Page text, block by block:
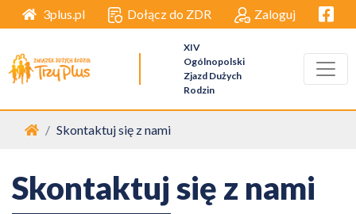
3plus.pl Dołącz do ZDR Zaloguj
XIV
Ogólnopolski
Zjazd Dużych
Rodzin
Strona główna
Skontaktuj się z nami
Skontaktuj się z nami